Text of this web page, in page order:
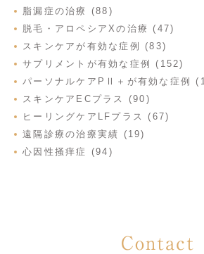
脂漏症の治療 (88)
脱毛・アロペシアXの治療 (47)
スキンケアが有効な症例 (83)
サプリメントが有効な症例 (152)
パーソナルケアPⅡ＋が有効な症例
スキンケアECプラス (90)
ヒーリングケアLFプラス (67)
遠隔診療の治療実績 (19)
心因性掻痒症 (94)
Contact